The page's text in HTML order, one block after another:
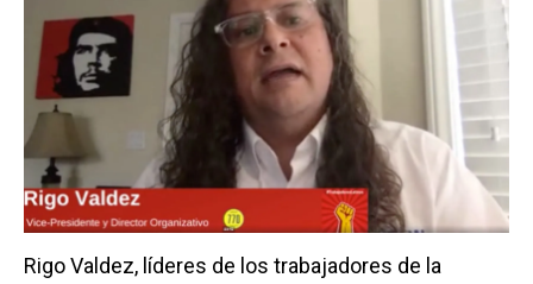
Rigo Valdez, líderes de los trabajadores de la